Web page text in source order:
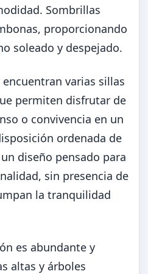
Sombrillas
proporcionando
soleado y despejado.
varias sillas
permiten disfrutar de
o convivencia en un
ordenada de
diseño pensado para
sin presencia de
la tranquilidad
es abundante y
altas y árboles